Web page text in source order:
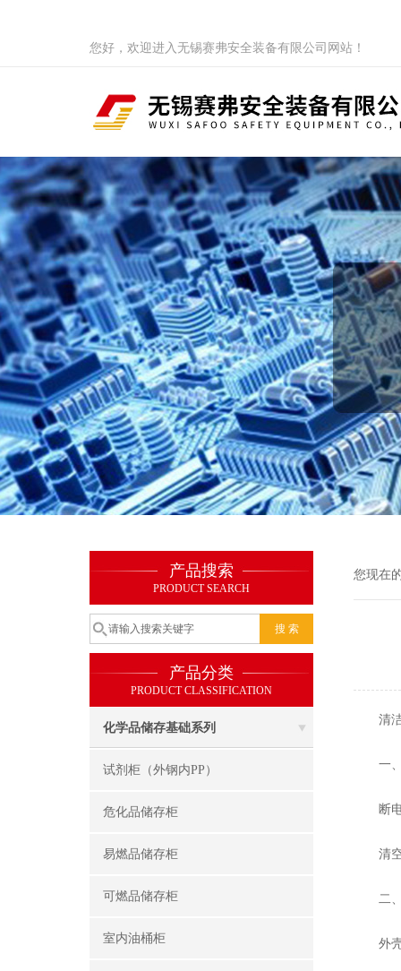
您好，欢迎进入无锡赛弗安全装备有限公司网站！
产品搜索
PRODUCT SEARCH
产品分类
PRODUCT CLASSIFICATION
化学品储存基础系列
试剂柜（外钢内PP）
危化品储存柜
易燃品储存柜
可燃品储存柜
室内油桶柜
您现在
清洁
一、
断电
清空
二、
外壳